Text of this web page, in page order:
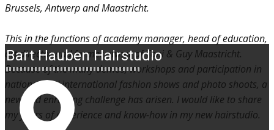
Brussels, Antwerp and Maastricht.
This in the functions of academy manager, head of education,
art director and former owner of Toni & Guy Maastricht.
Because of the many demos, workshops and participation in
national and international fashion shows and photo shoots, a
new and enriching challenge has arisen. I would like to share
my years of experience and know-how in my new hairstudio.
Bart Hauben Hairstudio